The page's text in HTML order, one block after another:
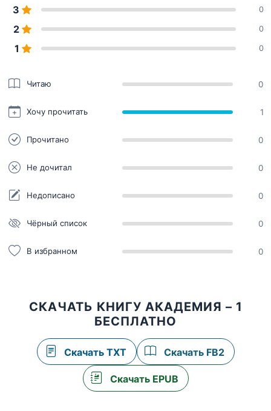
3 0
2 0
1 0
Читаю 0
Хочу прочитать 1
Прочитано 0
Не дочитал 0
Недописано 0
Чёрный список 0
В избранном 0
СКАЧАТЬ КНИГУ АКАДЕМИЯ – 1
БЕСПЛАТНО
Скачать TXT Скачать FB2
Скачать EPUB